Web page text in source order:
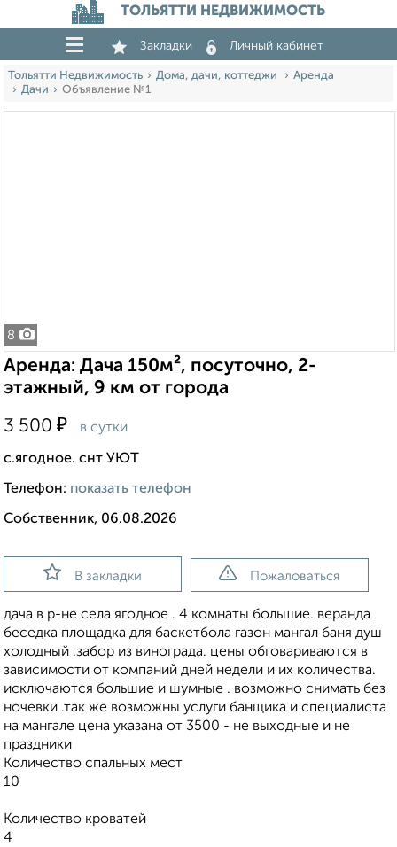
ТОЛЬЯТТИ НЕДВИЖИМОСТЬ
Закладки Личный кабинет
Тольятти Недвижимость Дома, дачи, коттеджи
Аренда
Дачи
Объявление №1
8
Аренда: Дача 150м², посуточно, 2-
этажный, 9 км от города
3 500 ₽ в сутки
c.ягодное. снт УЮТ
Телефон: показать телефон
Собственник, 06.08.2026
В закладки Пожаловаться
дача в р-не села ягодное . 4 комнаты большие. веранда
беседка площадка для баскетбола газон мангал баня душ
холодный .забор из винограда. цены обговариваются в
зависимости от компаний дней недели и их количества.
исключаются большие и шумные . возможно снимать без
ночевки .так же возможны услуги банщика и специалиста
на мангале цена указана от 3500 - не выходные и не
праздники
Количество спальных мест
10
Количество кроватей
4